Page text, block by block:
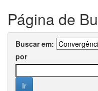
Página de
Buscar em:
por